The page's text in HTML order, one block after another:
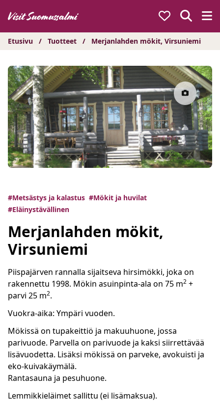
sisältöön
Etusivu / Tuotteet / Merjanlahden mökit, Virsuniemi
#Metsästys ja kalastus #Mökit ja huvilat
#Eläinystävällinen
Merjanlahden mökit,
Virsuniemi
Piispajärven rannalla sijaitseva hirsimökki, joka on
rakennettu 1998. Mökin asuinpinta-ala on 75 m2 +
parvi 25 m2.
Vuokra-aika: Ympäri vuoden.
Mökissä on tupakeittiö ja makuuhuone, jossa
parivuode. Parvella on parivuode ja kaksi siirrettävää
lisävuodetta. Lisäksi mökissä on parveke, avokuisti ja
eko-kuivakäymälä.
Rantasauna ja pesuhuone.
Lemmikkieläimet sallittu (ei lisämaksua).